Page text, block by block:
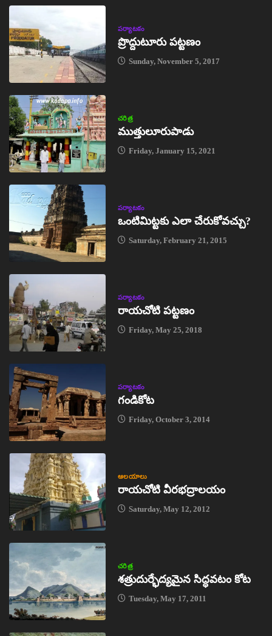
పర్యాటకం
ప్రొద్దుటూరు పట్టణం
Sunday, November 5, 2017
చరిత్ర
ముత్తులూరుపాడు
Friday, January 15, 2021
పర్యాటకం
ఒంటిమిట్టకు ఎలా చేరుకోవచ్చు?
Saturday, February 21, 2015
పర్యాటకం
రాయచోటి పట్టణం
Friday, May 25, 2018
పర్యాటకం
గండికోట
Friday, October 3, 2014
ఆలయాలు
రాయచోటి వీరభద్రాలయం
Saturday, May 12, 2012
చరిత్ర
శత్రుదుర్భేద్యమైన సిద్ధవటం కోట
Tuesday, May 17, 2011